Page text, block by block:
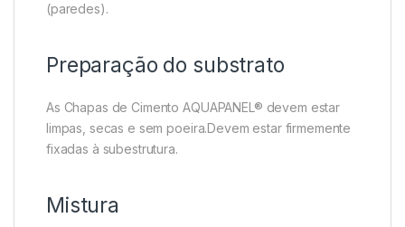
(paredes).
Preparação do substrato
As Chapas de Cimento AQUAPANEL® devem estar
limpas, secas e sem poeira.Devem estar firmemente
fixadas à subestrutura.
Mistura